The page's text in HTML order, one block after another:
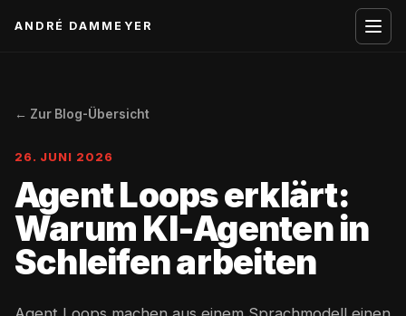
ANDRÉ DAMMEYER
← Zur Blog-Übersicht
26. JUNI 2026
Agent Loops erklärt:
Warum KI-Agenten in
Schleifen arbeiten